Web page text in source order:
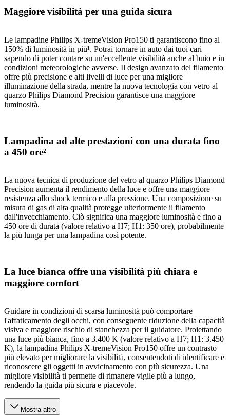
Maggiore visibilità per una guida sicura
Le lampadine Philips X-tremeVision Pro150 ti garantiscono fino al
150% di luminosità in più¹. Potrai tornare in auto dai tuoi cari
sapendo di poter contare su un'eccellente visibilità anche al buio e in
condizioni meteorologiche avverse. Il design avanzato del filamento
offre più precisione e alti livelli di luce per una migliore
illuminazione della strada, mentre la nuova tecnologia con vetro al
quarzo Philips Diamond Precision garantisce una maggiore
luminosità.
Lampadina ad alte prestazioni con una durata fino
a 450 ore²
La nuova tecnica di produzione del vetro al quarzo Philips Diamond
Precision aumenta il rendimento della luce e offre una maggiore
resistenza allo shock termico e alla pressione. Una composizione su
misura di gas di alta qualità protegge ulteriormente il filamento
dall'invecchiamento. Ciò significa una maggiore luminosità e fino a
450 ore di durata (valore relativo a H7; H1: 350 ore), probabilmente
la più lunga per una lampadina così potente.
La luce bianca offre una visibilità più chiara e
maggiore comfort
Guidare in condizioni di scarsa luminosità può comportare
l'affaticamento degli occhi, con conseguente riduzione della capacità
visiva e maggiore rischio di stanchezza per il guidatore. Proiettando
una luce più bianca, fino a 3.400 K (valore relativo a H7; H1: 3.450
K), la lampadina Philips X-tremeVision Pro150 offre un contrasto
più elevato per migliorare la visibilità, consentendoti di identificare e
riconoscere gli oggetti in avvicinamento con più sicurezza. Una
migliore visibilità ti permette di rimanere vigile più a lungo,
rendendo la guida più sicura e piacevole.
Mostra altro